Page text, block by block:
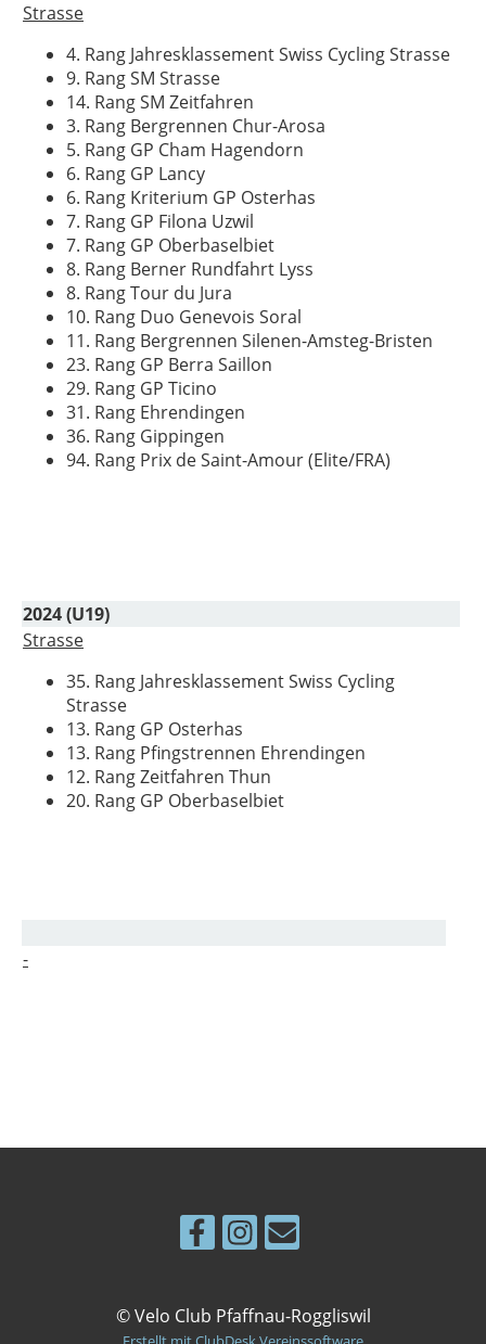
Strasse
4. Rang Jahresklassement Swiss Cycling Strasse
9. Rang SM Strasse
14. Rang SM Zeitfahren
3. Rang Bergrennen Chur-Arosa
5. Rang GP Cham Hagendorn
6. Rang GP Lancy
6. Rang Kriterium GP Osterhas
7. Rang GP Filona Uzwil
7. Rang GP Oberbaselbiet
8. Rang Berner Rundfahrt Lyss
8. Rang Tour du Jura
10. Rang Duo Genevois Soral
11. Rang Bergrennen Silenen-Amsteg-Bristen
23. Rang GP Berra Saillon
29. Rang GP Ticino
31. Rang Ehrendingen
36. Rang Gippingen
94. Rang Prix de Saint-Amour (Elite/FRA)
2024 (U19)
Strasse
35. Rang Jahresklassement Swiss Cycling
Strasse
13. Rang GP Osterhas
13. Rang Pfingstrennen Ehrendingen
12. Rang Zeitfahren Thun
20. Rang GP Oberbaselbiet
-
© Velo Club Pfaffnau-Roggliswil